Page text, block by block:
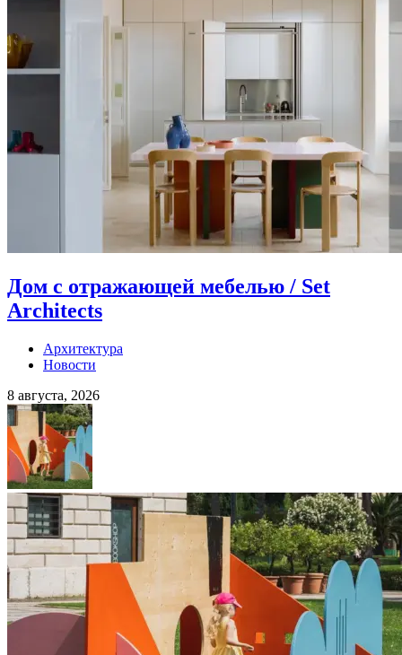
Дом с отражающей мебелью / Set
Architects
Архитектура
Новости
8 августа, 2026